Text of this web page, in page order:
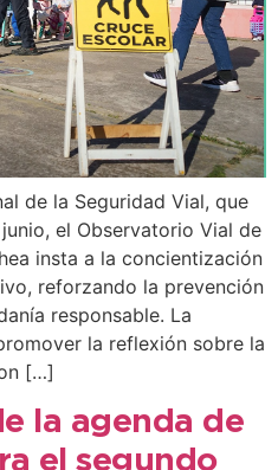
de la Seguridad Vial, que
el Observatorio Vial de
insta a la concientización
reforzando la prevención
responsable. La
la reflexión sobre la
[…]
la agenda de
el segundo